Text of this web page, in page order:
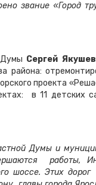
звание «Город
Думы Сергей Якушев
района:
проекта
в 11
Думы и
работы,
шоссе. Этих